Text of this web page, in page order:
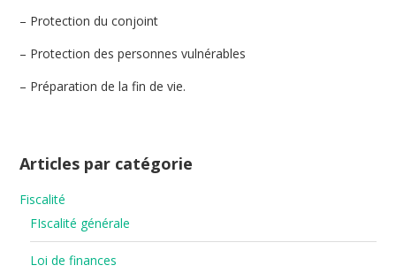
– Protection du conjoint
– Protection des personnes vulnérables
– Préparation de la fin de vie.
Articles par catégorie
Fiscalité
FIscalité générale
Loi de finances